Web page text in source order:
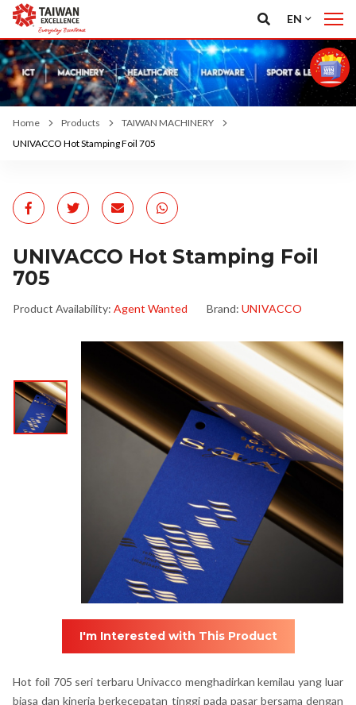
EN
Home Products
TAIWAN MACHINERY
UNIVACCO Hot Stamping Foil 705
UNIVACCO Hot Stamping Foil
705
Product Availability: Agent Wanted Brand: UNIVACCO
I'm Interested with This Product
Hot foil 705 seri terbaru Univacco menghadirkan kemilau yang luar
biasa dan kinerja berkecepatan tinggi pada pasar bersama dengan